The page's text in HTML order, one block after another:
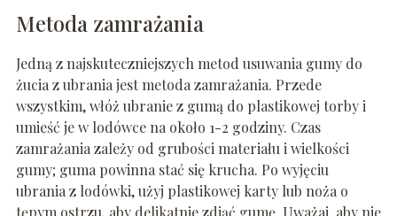
Metoda zamrażania
Jedną z najskuteczniejszych metod usuwania gumy do
żucia z ubrania jest metoda zamrażania. Przede
wszystkim, włóż ubranie z gumą do plastikowej torby i
umieść je w lodówce na około 1-2 godziny. Czas
zamrażania zależy od grubości materiału i wielkości
gumy; guma powinna stać się krucha. Po wyjęciu
ubrania z lodówki, użyj plastikowej karty lub noża o
tępym ostrzu, aby delikatnie zdjąć gumę. Uważaj, aby nie